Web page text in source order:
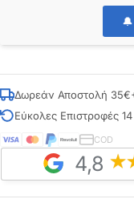
Δωρεάν Αποστολή
Εύκολες Επιστροφές
COD
4,8